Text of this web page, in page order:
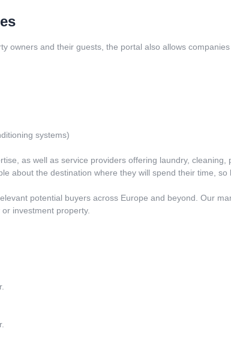
owners and their guests, the portal also allows
systems)
as well as service providers offering laundry, cleaning,
about the destination where they will spend their time,
potential buyers across Europe and beyond. Our
investment property.